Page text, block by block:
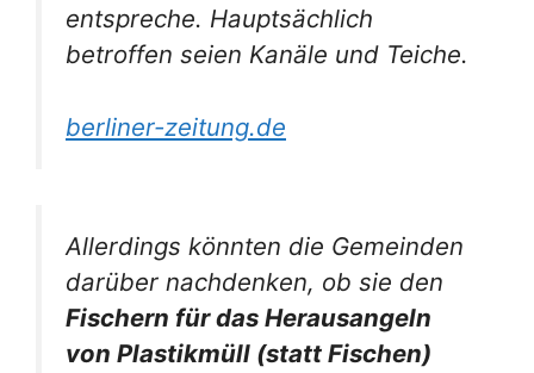
entspreche. Hauptsächlich
betroffen seien Kanäle und Teiche.
berliner-zeitung.de
Allerdings könnten die Gemeinden
darüber nachdenken, ob sie den
Fischern für das Herausangeln
von Plastikmüll (statt Fischen)